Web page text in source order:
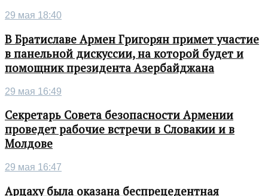
29 мая 18:40
В Братиславе Армен Григорян примет участие
в панельной дискуссии, на которой будет и
помощник президента Азербайджана
29 мая 16:49
Секретарь Совета безопасности Армении
проведет рабочие встречи в Словакии и в
Молдове
29 мая 16:47
Арцаху была оказана беспрецедентная